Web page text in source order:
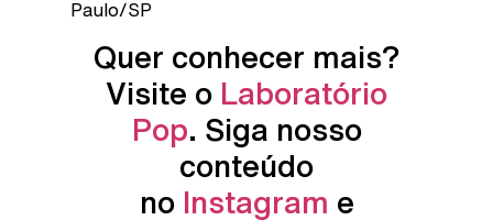
Paulo/SP
Quer conhecer mais?
Visite o Laboratório
Pop. Siga nosso
conteúdo
no Instagram e